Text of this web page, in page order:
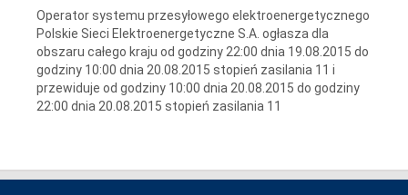
Operator systemu przesyłowego elektroenergetycznego
Polskie Sieci Elektroenergetyczne S.A. ogłasza dla
obszaru całego kraju od godziny 22:00 dnia 19.08.2015 do
godziny 10:00 dnia 20.08.2015 stopień zasilania 11 i
przewiduje od godziny 10:00 dnia 20.08.2015 do godziny
22:00 dnia 20.08.2015 stopień zasilania 11